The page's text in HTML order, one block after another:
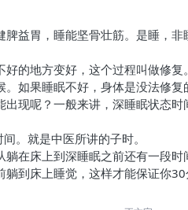
益胃，睡能坚骨壮筋。是睡，
的地方变好，这个过程叫做修
如果睡眠不好，身体是没法修复
现呢？一般来讲，深睡眠状态
。就是中医所讲的子时。
在床上到深睡眠之前还有一段
到床上睡觉，这样才能保证你